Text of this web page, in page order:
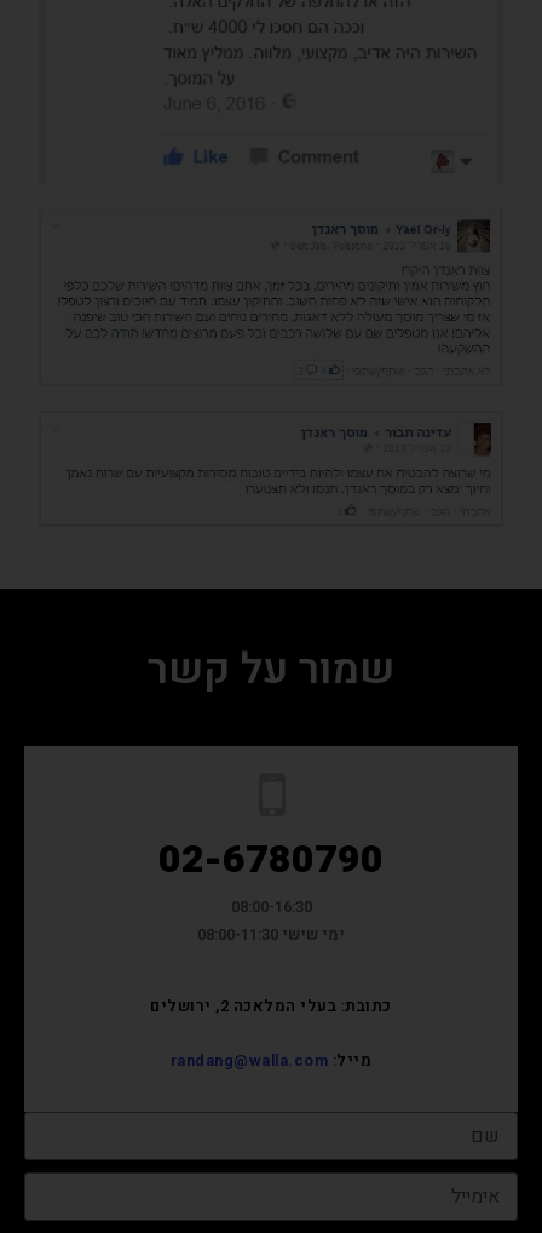
שמור על קשר
02-6780790
08:00-16:30
ימי שישי 08:00-11:30
כתובת: בעלי המלאכה 2, ירושלים
מייל: randang@walla.com